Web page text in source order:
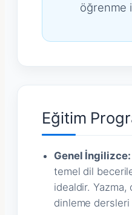
öğrenme
Eğitim
Genel İngilizce:
temel dil
idealdir.
dinleme dersleri